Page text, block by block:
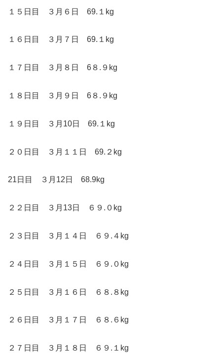
１５日目 ３月６日 69.１kg
１６日目 ３月７日 69.１kg
１７日目 ３月８日 6８.９kg
１８日目 ３月９日 6８.９kg
１９日目 ３月10日 69.１kg
２０日目 ３月１１日 69.２kg
21日目 ３月12日 68.9kg
２２日目 ３月13日 ６９.０kg
２３日目 ３月１４日 ６９.４kg
２４日目 ３月１５日 ６９.０kg
２５日目 ３月１６日 ６８.８kg
２６日目 ３月１７日 ６８.６kg
２７日目 ３月１８日 ６９.１kg